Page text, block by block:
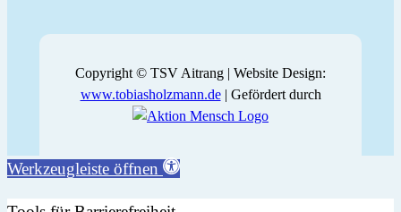
Copyright © TSV Aitrang | Website Design:
www.tobiasholzmann.de| Gefördert durch
Werkzeugleiste öffnen